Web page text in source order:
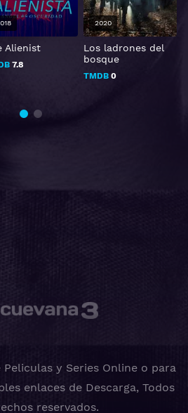
Alienist
7.8
Los ladrones del
bosque
TMDB0
2020
Peliculas y Series Online o para
enlaces de Descarga, Todos
reservados.